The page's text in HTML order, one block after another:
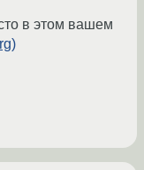
в этом вашем